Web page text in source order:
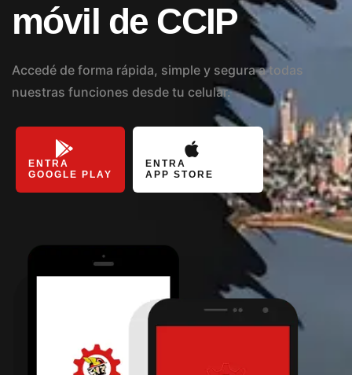
móvil de CCIP
Accedé de forma rápida, simple y segura a todas
nuestras funciones desde tu celular.
ENTRA
GOOGLE PLAY
ENTRA
APP STORE